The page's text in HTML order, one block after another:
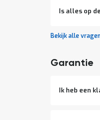
Is alles op
Bekijk alle
Garantie
Ik heb een